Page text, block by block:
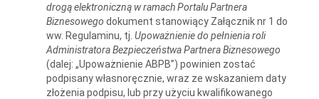
drogą elektroniczną w ramach Portalu Partnera
Biznesowego dokument stanowiący Załącznik nr 1 do
ww. Regulaminu, tj. Upoważnienie do pełnienia roli
Administratora Bezpieczeństwa Partnera Biznesowego
(dalej: „Upoważnienie ABPB”) powinien zostać
podpisany własnoręcznie, wraz ze wskazaniem daty
złożenia podpisu, lub przy użyciu kwalifikowanego